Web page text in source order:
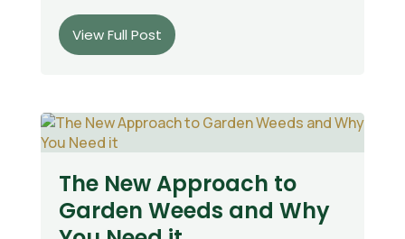
View Full Post
The New Approach to
Garden Weeds and Why